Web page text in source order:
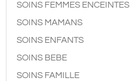
SOINS FEMMES ENCEINTES
SOINS MAMANS
SOINS ENFANTS
SOINS BEBE
SOINS FAMILLE